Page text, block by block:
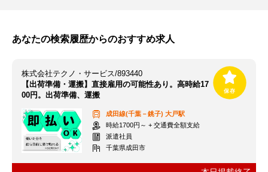
あなたの検索履歴からのおすすめ求人
株式会社テクノ・サービス/893440
【出荷準備・運搬】直接雇用の可能性あり。高時給17
00円。出荷準備、運搬
成田線(千葉－銚子) 大戸駅
時給1700円～ + 交通費全額支給
派遣社員
千葉県成田市